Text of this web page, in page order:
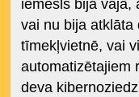
iemesls bija vāja,
vai nu bija atklāta
tīmekļvietnē, vai
automatizētajiem
deva